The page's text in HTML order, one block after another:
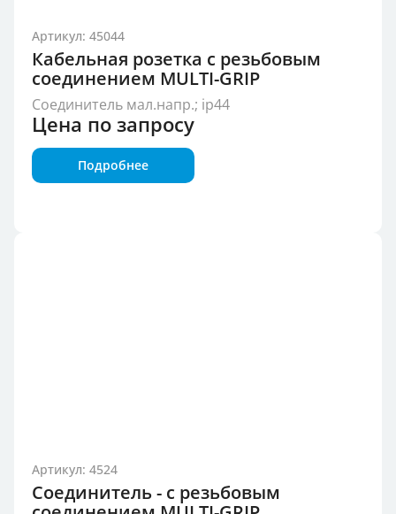
Артикул: 45044
Кабельная розетка с резьбовым
соединением MULTI-GRIP
Соединитель мал.напр.; ip44
Цена по запросу
Подробнее
Артикул: 4524
Соединитель - с резьбовым